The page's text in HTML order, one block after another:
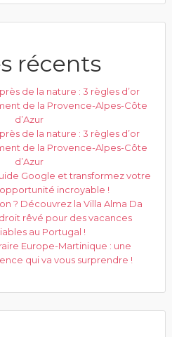
récents
de la nature : 3 règles d’or
de la Provence-Alpes-Côte
d’Azur
de la nature : 3 règles d’or
de la Provence-Alpes-Côte
d’Azur
Google et transformez votre
incroyable !
? Découvrez la Villa Alma Da
rêvé pour des vacances
au Portugal !
Europe-Martinique : une
qui va vous surprendre !